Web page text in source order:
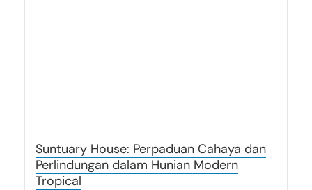
Suntuary House: Perpaduan Cahaya dan
Perlindungan dalam Hunian Modern
Tropical